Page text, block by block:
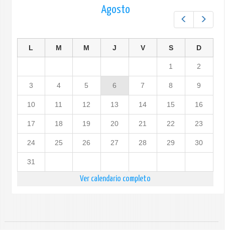
Agosto
L M M J V S D
1 2
3 4 5 6 7 8 9
10 11 12 13 14 15 16
17 18 19 20 21 22 23
24 25 26 27 28 29 30
31
Ver calendario completo